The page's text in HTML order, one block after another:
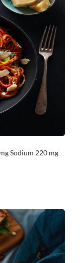
Sodium 220 mg